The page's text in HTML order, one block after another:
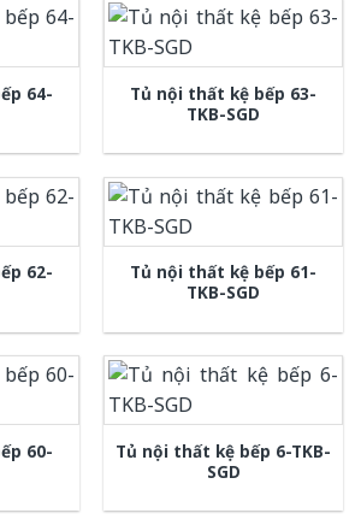
64-
Tủ nội thất kệ bếp 63-
TKB-SGD
62-
Tủ nội thất kệ bếp 61-
TKB-SGD
60-
Tủ nội thất kệ bếp 6-TKB-
SGD